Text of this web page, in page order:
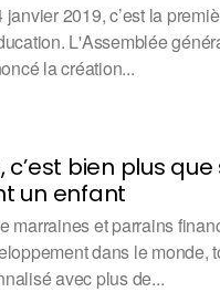
2019, c’est la
L'Assemblée
la création...
c’est bien plus
un enfant
marraines et parrains
dans le monde,
avec plus de...